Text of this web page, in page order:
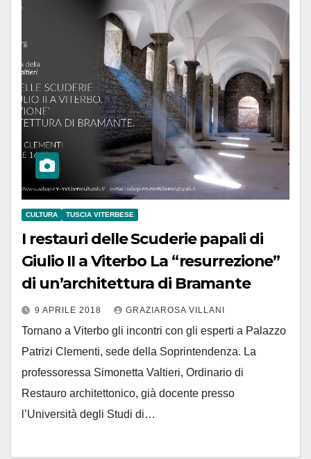
CULTURA TUSCIA VITERBESE
I restauri delle Scuderie papali di
Giulio II a Viterbo La “resurrezione”
di un’architettura di Bramante
9 APRILE 2018 GRAZIAROSA VILLANI
Tornano a Viterbo gli incontri con gli esperti a Palazzo
Patrizi Clementi, sede della Soprintendenza. La
professoressa Simonetta Valtieri, Ordinario di
Restauro architettonico, già docente presso
l’Università degli Studi di…